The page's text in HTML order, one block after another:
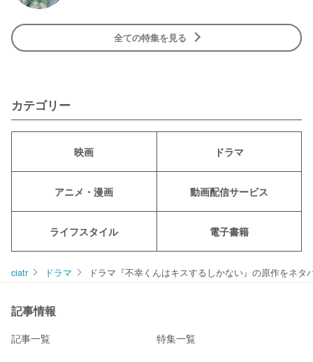
全ての特集を見る
カテゴリー
映画 ドラマ
アニメ・漫画 動画配信サービス
ライフスタイル 電子書籍
ciatr ドラマ ドラマ『不幸くんはキスするしかない』の原作をネ
記事情報
記事一覧 特集一覧